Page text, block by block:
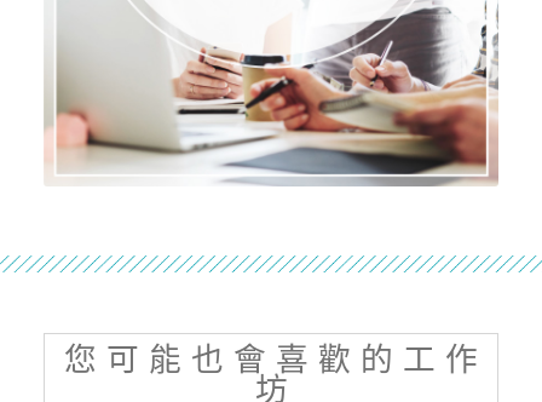
您 可 能 也 會 喜 歡 的 工 作
坊